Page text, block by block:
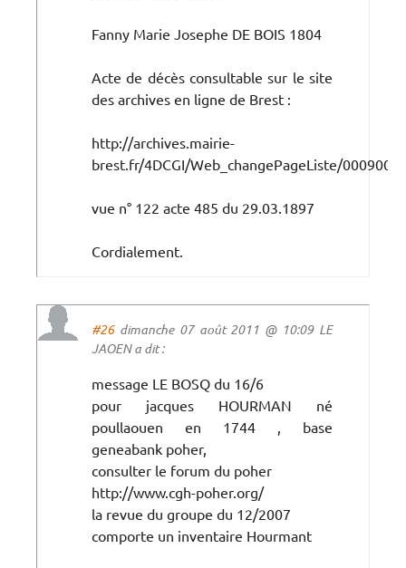
Fanny Marie Josephe DE BOIS 1804
Acte de décès consultable sur le site
des archives en ligne de Brest :
http://archives.mairie-
brest.fr/4DCGI/Web_changePageListe/
vue n° 122 acte 485 du 29.03.1897
Cordialement.
#26dimanche 07 août 2011 @ 10:09 LE
JAOEN a dit :
message LE BOSQ du 16/6
pour jacques HOURMAN né
poullaouen en 1744 , base
geneabank poher,
consulter le forum du poher
http://www.cgh-poher.org/
la revue du groupe du 12/2007
comporte un inventaire Hourmant